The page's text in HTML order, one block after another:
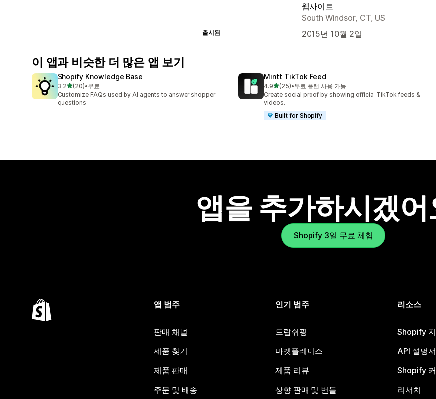
웹사이트
South Windsor, CT, US
출시됨 2015년 10월 2일
이 앱과 비슷한 더 많은 앱 보기
Shopify Knowledge Base
3.2별 5개 중
(20)
총 리뷰 20개
•무료
Customize FAQs used by AI agents to answer shopper
questions
Mintt TikTok Feed
4.9별 5개 중
(25)
총 리뷰 25개
•무료 플랜 사용 가능
Create social proof by showing official TikTok feeds &
videos.
Built for Shopify
앱을 추가하시겠어
Shopify 3일 무료 체험
앱 범주
판매 채널
제품 찾기
제품 판매
주문 및 배송
인기 범주
드랍쉬핑
마켓플레이스
제품 리뷰
상향 판매 및 번들
리소스
Shopify
API 설명서
Shopify
리서치